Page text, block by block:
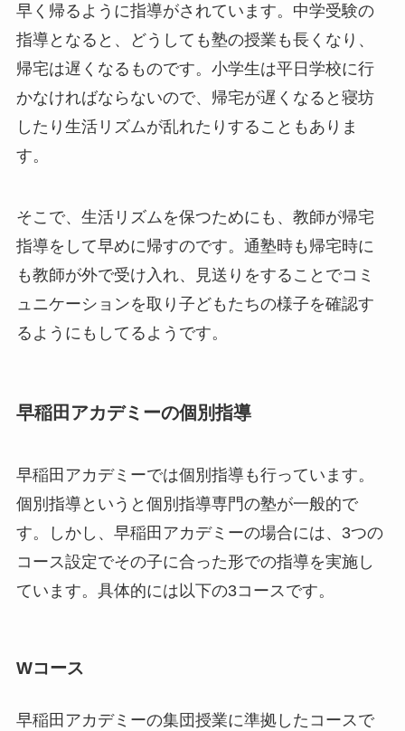
早く帰るように指導がされています。中学受験の
指導となると、どうしても塾の授業も長くなり、
帰宅は遅くなるものです。小学生は平日学校に行
かなければならないので、帰宅が遅くなると寝坊
したり生活リズムが乱れたりすることもありま
す。
そこで、生活リズムを保つためにも、教師が帰宅
指導をして早めに帰すのです。通塾時も帰宅時に
も教師が外で受け入れ、見送りをすることでコミ
ュニケーションを取り子どもたちの様子を確認す
るようにもしてるようです。
早稲田アカデミーの個別指導
早稲田アカデミーでは個別指導も行っています。
個別指導というと個別指導専門の塾が一般的で
す。しかし、早稲田アカデミーの場合には、3つの
コース設定でその子に合った形での指導を実施し
ています。具体的には以下の3コースです。
Wコース
早稲田アカデミーの集団授業に準拠したコースで